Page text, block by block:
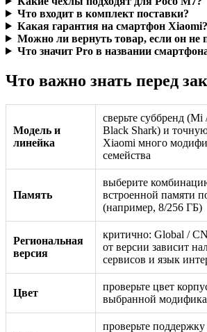
Что входит в комплект поставки?
Какая гарантия на смартфон Xiaomi?
Можно ли вернуть товар, если он не
Что значит Pro в названии
Что важно знать перед
Модель и
линейка
сверьте суббренд
Black Shark) и
Xiaomi много
семейства
Память
выберите
встроенной памяти
(например, 8/256 ГБ)
Региональная
версия
критично: Global /
от версии зависит
сервисов и язык
Цвет
проверьте цвет
выбранной
проверьте